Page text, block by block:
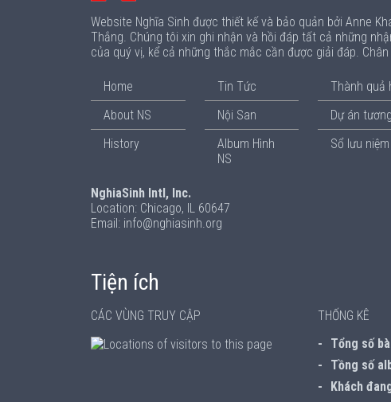
Website Nghĩa Sinh được thiết kế và bảo quản bởi Anne
Thắng. Chúng tôi xin ghi nhận và hồi đáp tất cả những
của quý vị, kể cả những thắc mắc cần được giải đáp.
Home
About NS
History
Tin Tức
Nội San
Album Hình
NS
Thành quả
Dự án
Sổ lưu niệm
NghiaSinh Intl, Inc.
Location: Chicago, IL 60647
Email: info@nghiasinh.org
Tiện ích
CÁC VÙNG TRUY CẬP
THỐNG KÊ
Tổng số
Tồng số
Khách đang